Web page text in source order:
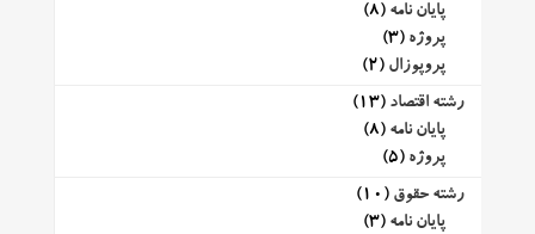
پایان نامه (8)
پروژه (3)
پروپوزال (2)
رشته اقتصاد (13)
پایان نامه (8)
پروژه (5)
رشته حقوق (10)
پایان نامه (3)